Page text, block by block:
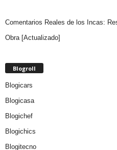
Comentarios Reales de los Incas:
Obra [Actualizado]
Blogroll
Blogicars
Blogicasa
Blogichef
Blogichics
Blogitecno